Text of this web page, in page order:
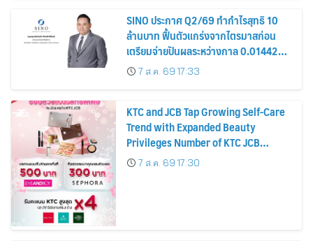
SINO ประกาศ Q2/69 ทำกำไรสุทธิ 10
ล้านบาท ฟื้นตัวแกร่งจากไตรมาสก่อน
เตรียมจ่ายปันผลระหว่างกาล 0.014423
บาทต่อหุ้น ครึ่งปีหลังมุ่งเติบโตต่อเนื่อง
7 ส.ค. 69 17:33
KTC and JCB Tap Growing Self-Care
Trend with Expanded Beauty
Privileges Number of KTC JCB
Cardmembers Spending on
Cosmetics Rises 26%
7 ส.ค. 69 17:30